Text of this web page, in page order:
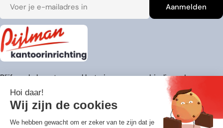
Blijf op de hoogte van al het nieuws en aanbiedingen!
Adresgegevens
mail
Aanmelden